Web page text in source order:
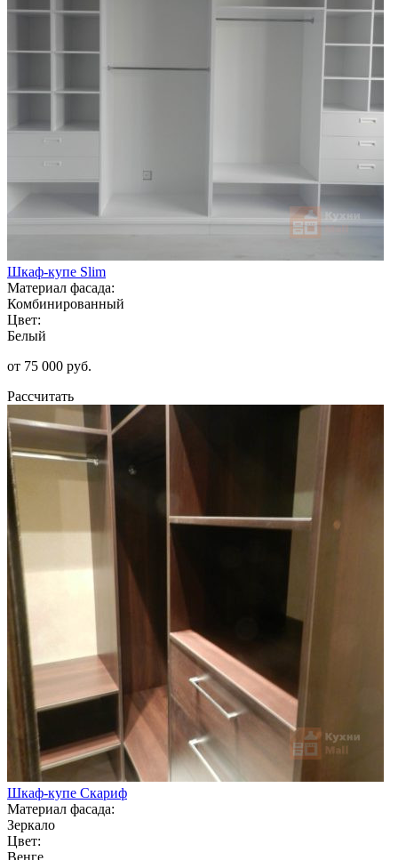
Шкаф-купе Slim
Материал фасада:
Комбинированный
Цвет:
Белый
от 75 000 руб.
Рассчитать
Шкаф-купе Скариф
Материал фасада:
Зеркало
Цвет:
Венге